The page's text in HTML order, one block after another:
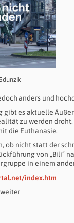
anders und
es aktuelle
zu werden
die Euthanasie.
nicht statt der
von „Bili“
in einem
index.htm